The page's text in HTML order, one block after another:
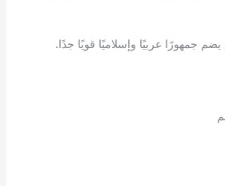
يضم جمهورًا عربيًا وإسلاميًا قويًا جدًا.